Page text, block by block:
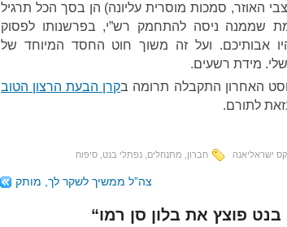
האוזר, סמכות מוסרית עליונה) הן בסך הכל תרגיל
שממנה ניסה להתחמק רש”י, בפרשנותו לפסוק
אבותיכם. ועל זה משוך חוט החסד המיוחד של
מידת רשעים.
האחרון התקבלה תרומה בקרן הבעת הרצון הטוב
לתורם.
ישראליאנה חברון מתנחלים נפתלי בנט סיפוח
צה”ל ממשיך לשקר לך, מותק